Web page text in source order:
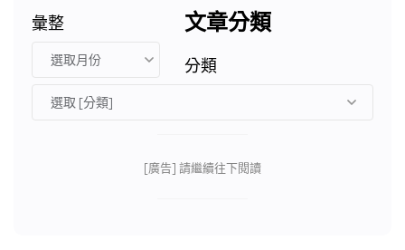
彙整 文章分類
分類
[廣告] 請繼續往下閱讀